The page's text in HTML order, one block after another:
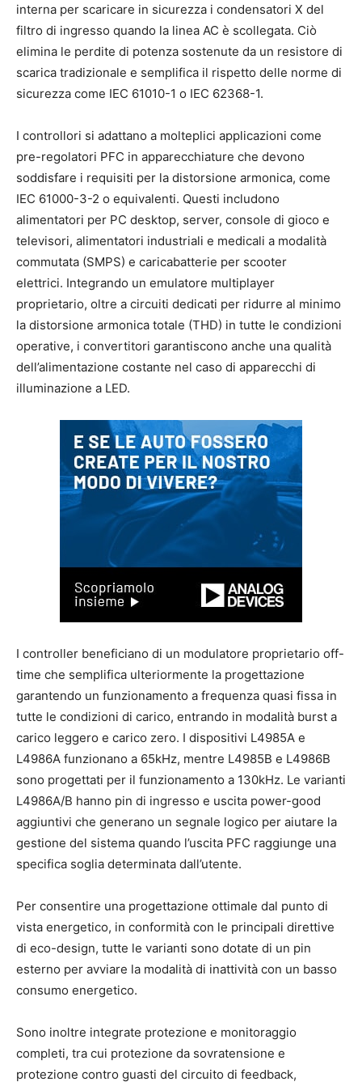
interna per scaricare in sicurezza i condensatori X del
filtro di ingresso quando la linea AC è scollegata. Ciò
elimina le perdite di potenza sostenute da un resistore di
scarica tradizionale e semplifica il rispetto delle norme di
sicurezza come IEC 61010-1 o IEC 62368-1.
I controllori si adattano a molteplici applicazioni come
pre-regolatori PFC in apparecchiature che devono
soddisfare i requisiti per la distorsione armonica, come
IEC 61000-3-2 o equivalenti. Questi includono
alimentatori per PC desktop, server, console di gioco e
televisori, alimentatori industriali e medicali a modalità
commutata (SMPS) e caricabatterie per scooter
elettrici. Integrando un emulatore multiplayer
proprietario, oltre a circuiti dedicati per ridurre al minimo
la distorsione armonica totale (THD) in tutte le condizioni
operative, i convertitori garantiscono anche una qualità
dell’alimentazione costante nel caso di apparecchi di
illuminazione a LED.
I controller beneficiano di un modulatore proprietario off-
time che semplifica ulteriormente la progettazione
garantendo un funzionamento a frequenza quasi fissa in
tutte le condizioni di carico, entrando in modalità burst a
carico leggero e carico zero. I dispositivi L4985A e
L4986A funzionano a 65kHz, mentre L4985B e L4986B
sono progettati per il funzionamento a 130kHz. Le varianti
L4986A/B hanno pin di ingresso e uscita power-good
aggiuntivi che generano un segnale logico per aiutare la
gestione del sistema quando l’uscita PFC raggiunge una
specifica soglia determinata dall’utente.
Per consentire una progettazione ottimale dal punto di
vista energetico, in conformità con le principali direttive
di eco-design, tutte le varianti sono dotate di un pin
esterno per avviare la modalità di inattività con un basso
consumo energetico.
Sono inoltre integrate protezione e monitoraggio
completi, tra cui protezione da sovratensione e
protezione contro guasti del circuito di feedback,